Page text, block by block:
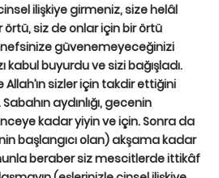
ilişkiye girmeniz, size helâl
örtü, siz de onlar için bir örtü
nefsinize güvenemeyeceğinizi
kabul buyurdu ve sizi bağışladı.
sizler için takdir ettiğini
aydınlığı, gecenin
kadar yiyin ve için. Sonra da
başlangıcı olan) akşama kadar
beraber siz mescitlerde ittikâf